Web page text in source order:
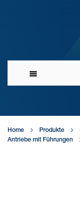
zum
Inhalt
Home Produkte
Antriebe mit Führungen